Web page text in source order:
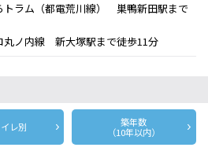
トラム（都電荒川線） 巣鴨新田駅まで
丸ノ内線 新大塚駅まで徒歩11分
レ別
築年数
（10年以内）